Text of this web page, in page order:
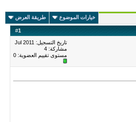
خيارات الموضوع طريقة العرض
#1
تاريخ التسجيل: Jul 2011
مشاركة: 4
مستوى تقييم العضوية: 0